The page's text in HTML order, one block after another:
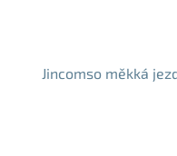
Jincomso měkká